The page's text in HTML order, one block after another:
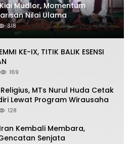
Mudlor, Momentum
Nilai Ulama
318
KE-IX, TITIK BALIK ESENSI
169
MTs Nurul Huda Cetak
Lewat Program Wirausaha
128
Kembali Membara,
Senjata